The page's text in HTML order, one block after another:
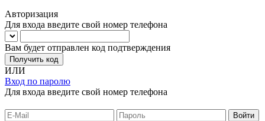
Авторизация
Для входа введите свой номер телефона
Вам будет отправлен код подтверждения
Получить код
ИЛИ
Вход по паролю
Для входа введите свой номер телефона